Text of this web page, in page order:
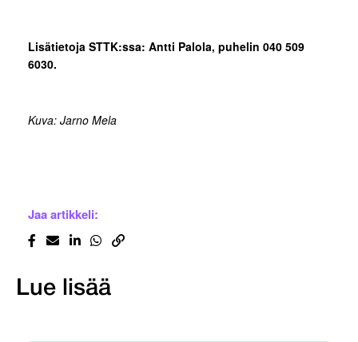
Lisätietoja STTK:ssa: Antti Palola, puhelin 040 509
6030.
Kuva: Jarno Mela
Jaa artikkeli:
Lue lisää